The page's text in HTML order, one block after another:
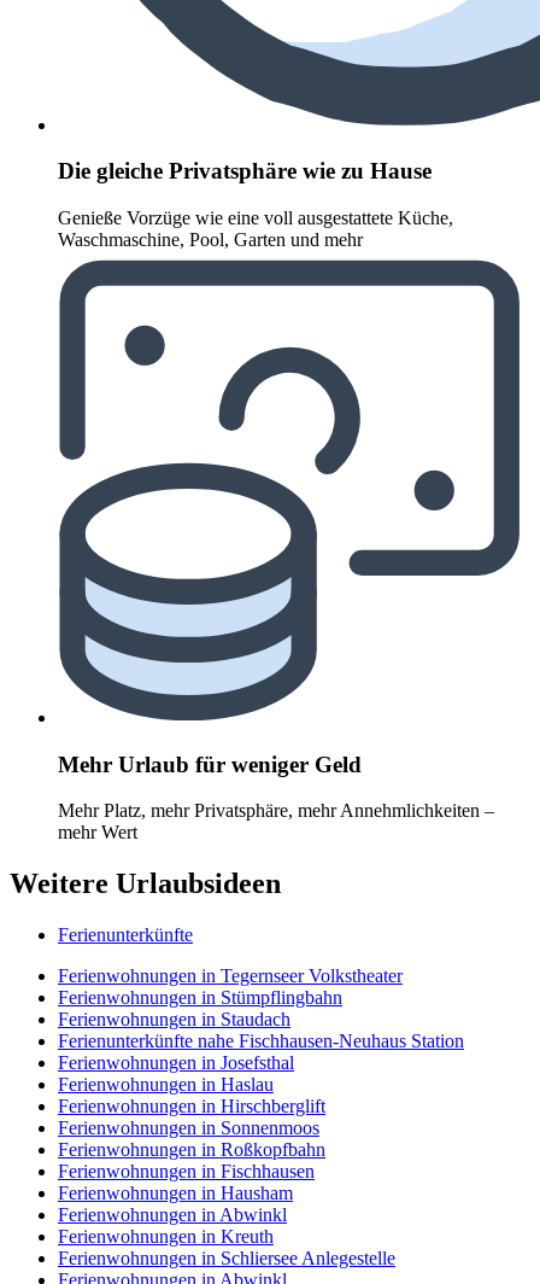
Die gleiche Privatsphäre wie zu Hause
Genieße Vorzüge wie eine voll ausgestattete Küche,
Waschmaschine, Pool, Garten und mehr
Mehr Urlaub für weniger Geld
Mehr Platz, mehr Privatsphäre, mehr Annehmlichkeiten –
mehr Wert
Weitere Urlaubsideen
Ferienunterkünfte
Ferienwohnungen in Tegernseer Volkstheater
Ferienwohnungen in Stümpflingbahn
Ferienwohnungen in Staudach
Ferienunterkünfte nahe Fischhausen-Neuhaus Station
Ferienwohnungen in Josefsthal
Ferienwohnungen in Haslau
Ferienwohnungen in Hirschberglift
Ferienwohnungen in Sonnenmoos
Ferienwohnungen in Roßkopfbahn
Ferienwohnungen in Fischhausen
Ferienwohnungen in Hausham
Ferienwohnungen in Abwinkl
Ferienwohnungen in Kreuth
Ferienwohnungen in Schliersee Anlegestelle